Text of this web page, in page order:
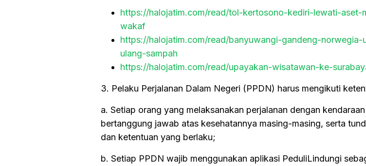
https://halojatim.com/read/tol-kertosono-kediri-lewati-aset-
wakaf
https://halojatim.com/read/banyuwangi-gandeng-
ulang-sampah
https://halojatim.com/read/upayakan-wisatawan-ke-
3. Pelaku Perjalanan Dalam Negeri (PPDN) harus mengikuti
a. Setiap orang yang melaksanakan perjalanan dengan
bertanggung jawab atas kesehatannya masing-masing, serta
dan ketentuan yang berlaku;
b. Setiap PPDN wajib menggunakan aplikasi PeduliLindungi